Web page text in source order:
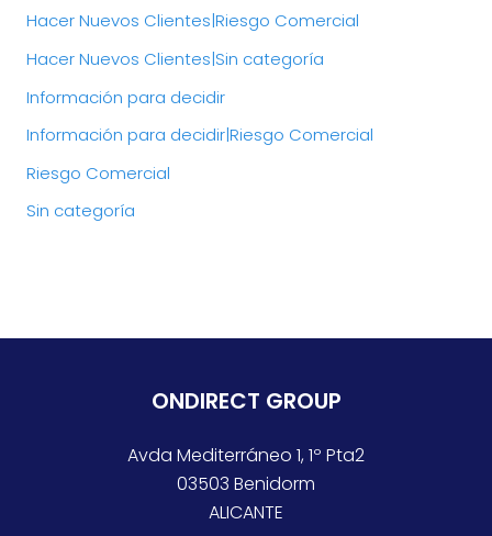
Hacer Nuevos Clientes|Riesgo Comercial
Hacer Nuevos Clientes|Sin categoría
Información para decidir
Información para decidir|Riesgo Comercial
Riesgo Comercial
Sin categoría
ONDIRECT GROUP
Avda Mediterráneo 1, 1º Pta2
03503 Benidorm
ALICANTE